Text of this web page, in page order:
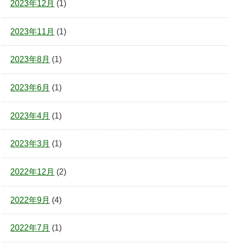
2023年12月 (1)
2023年11月 (1)
2023年8月 (1)
2023年6月 (1)
2023年4月 (1)
2023年3月 (1)
2022年12月 (2)
2022年9月 (4)
2022年7月 (1)